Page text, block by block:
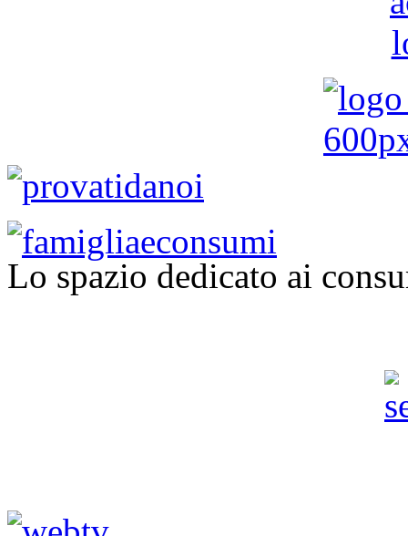
Lo spazio dedicato ai